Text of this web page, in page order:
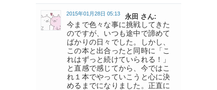
永田 さん:
2015年01月28日 05:13
今まで色々な事に挑戦してきた
のですが、いつも途中で諦めて
ばかりの日々でした。しかし、
この本と出合ったと同時に「こ
れはずっと続けていられる！」
と直感で感じてから、今ではこ
れ１本でやっていこうと心に決
めるまでになりました。正直に